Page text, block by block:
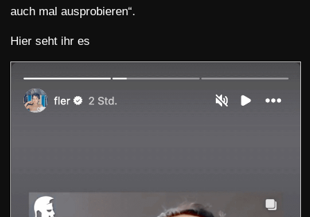
auch mal ausprobieren“.
Hier seht ihr es